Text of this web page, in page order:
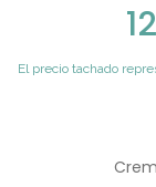
El precio tachado